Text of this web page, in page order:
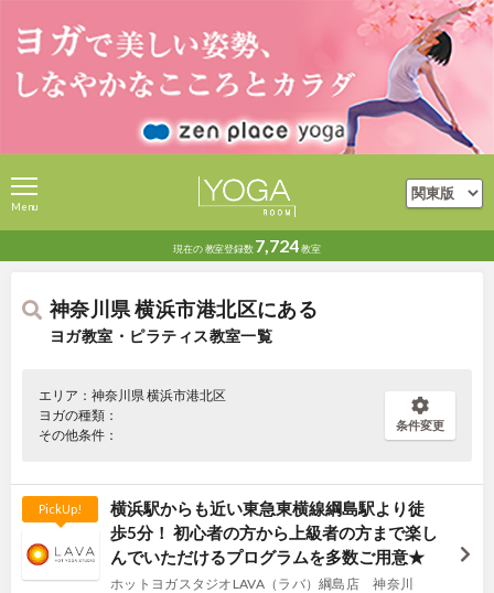
現在の教室登録数 7,724教室
Menu
神奈川県 横浜市港北区にある
ヨガ教室・ピラティス教室一覧
エリア：神奈川県 横浜市港北区
ヨガの種類：
その他条件：
条件変更
PickUp!
横浜駅からも近い東急東横線綱島駅より徒
歩5分！ 初心者の方から上級者の方まで楽し
んでいただけるプログラムを多数ご用意★
ホットヨガスタジオLAVA（ラバ）綱島店 神奈川